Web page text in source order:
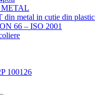
metal in cutie din plastic
66 – ISO 2001
100126